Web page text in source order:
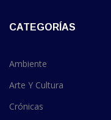
CATEGORÍAS
Ambiente
Arte Y Cultura
Crónicas